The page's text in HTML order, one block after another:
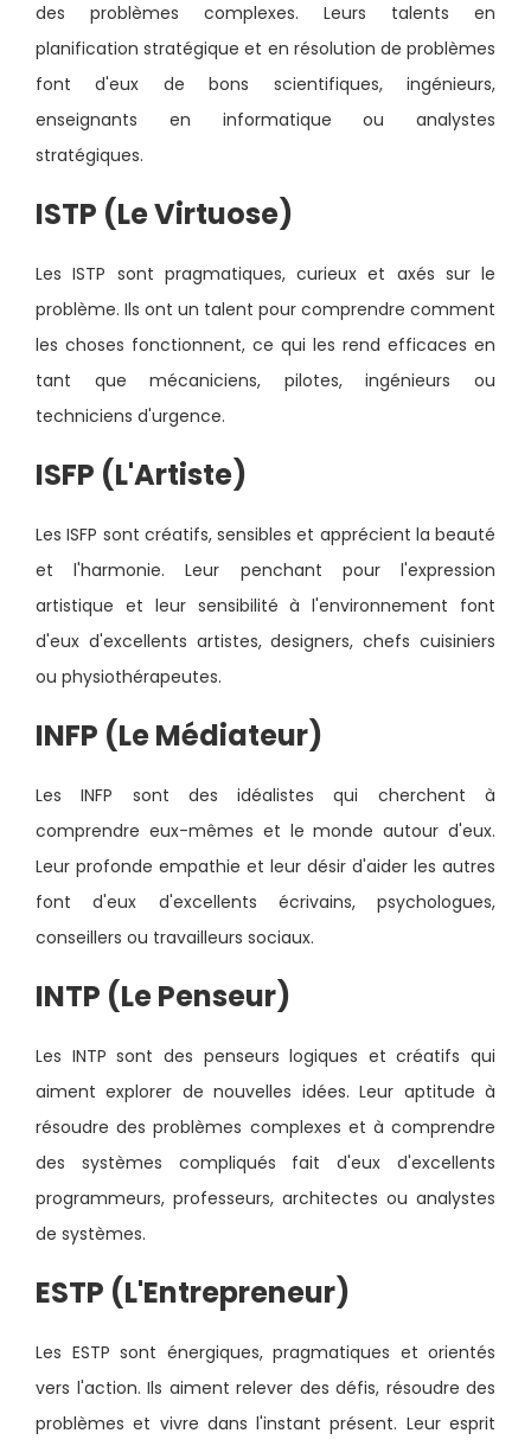
des problèmes complexes. Leurs talents en
planification stratégique et en résolution de problèmes
font d'eux de bons scientifiques, ingénieurs,
enseignants en informatique ou analystes
stratégiques.
ISTP (Le Virtuose)
Les ISTP sont pragmatiques, curieux et axés sur le
problème. Ils ont un talent pour comprendre comment
les choses fonctionnent, ce qui les rend efficaces en
tant que mécaniciens, pilotes, ingénieurs ou
techniciens d'urgence.
ISFP (L'Artiste)
Les ISFP sont créatifs, sensibles et apprécient la beauté
et l'harmonie. Leur penchant pour l'expression
artistique et leur sensibilité à l'environnement font
d'eux d'excellents artistes, designers, chefs cuisiniers
ou physiothérapeutes.
INFP (Le Médiateur)
Les INFP sont des idéalistes qui cherchent à
comprendre eux-mêmes et le monde autour d'eux.
Leur profonde empathie et leur désir d'aider les autres
font d'eux d'excellents écrivains, psychologues,
conseillers ou travailleurs sociaux.
INTP (Le Penseur)
Les INTP sont des penseurs logiques et créatifs qui
aiment explorer de nouvelles idées. Leur aptitude à
résoudre des problèmes complexes et à comprendre
des systèmes compliqués fait d'eux d'excellents
programmeurs, professeurs, architectes ou analystes
de systèmes.
ESTP (L'Entrepreneur)
Les ESTP sont énergiques, pragmatiques et orientés
vers l'action. Ils aiment relever des défis, résoudre des
problèmes et vivre dans l'instant présent. Leur esprit